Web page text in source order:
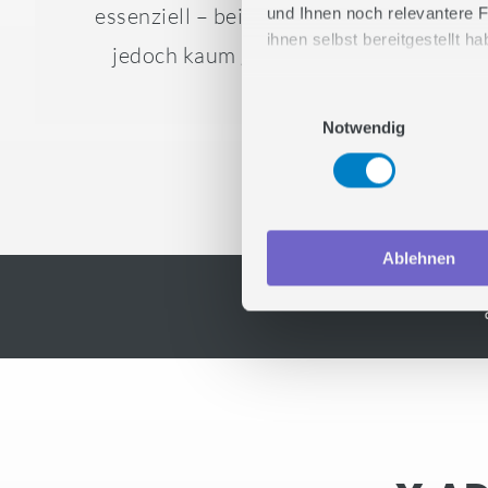
und Ihnen noch relevantere
ihnen selbst bereitgestellt
Notwendig
Ablehnen
essenziell – bei X lässt sich dies
jedoch kaum gewährleisten.